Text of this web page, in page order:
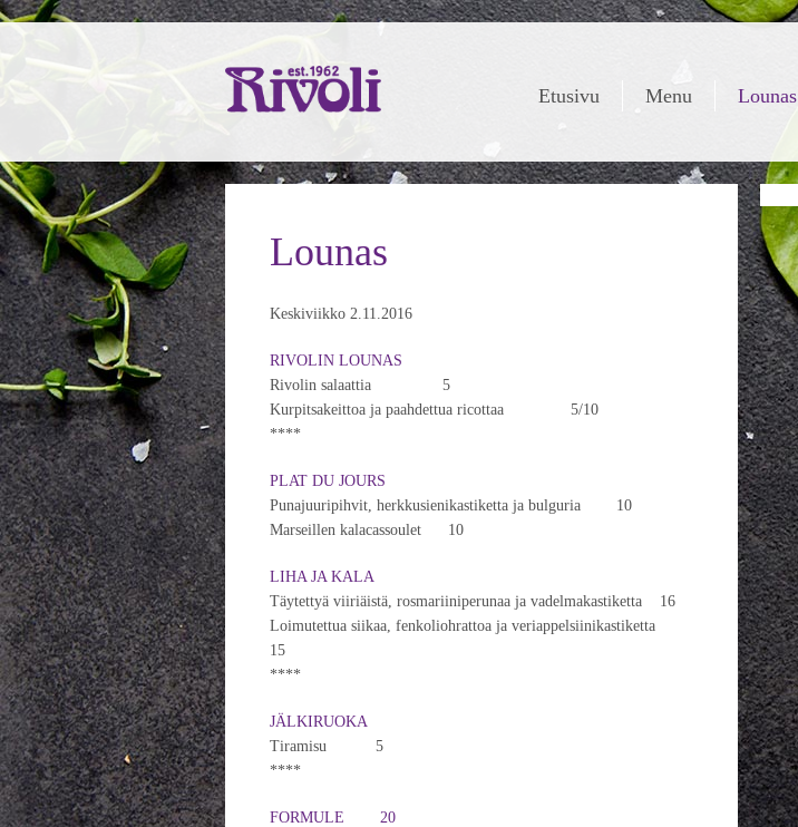
Etusivu Menu Lounas
Lounas
Keskiviikko 2.11.2016
RIVOLIN LOUNAS
Rivolin salaattia 5
Kurpitsakeittoa ja paahdettua ricottaa 5/10
****
PLAT DU JOURS
Punajuuripihvit, herkkusienikastiketta ja bulguria 10
Marseillen kalacassoulet 10
LIHA JA KALA
Täytettyä viiriäistä, rosmariiniperunaa ja vadelmakastiketta 16
Loimutettua siikaa, fenkoliohrattoa ja veriappelsiinikastiketta
15
****
JÄLKIRUOKA
Tiramisu 5
****
FORMULE 20